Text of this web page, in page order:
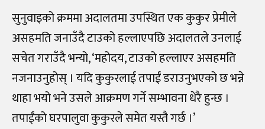
सुनुवाइको क्रममा अदालतमा उपस्थित एक कुकुर प्रेमीले
असहमति जनाउँदै टाउको हल्लाएपछि अदालतले उनलाई
सचेत गराउँदै भन्यो, ‘महोदय, टाउको हल्लाएर असहमति
नजनाउनुहोस् । यदि कुकुरलाई तपाईं डराउनुभएको छ भन्ने
थाहा भयो भने उसले आक्रमण गर्ने सम्भावना धेरै हुन्छ ।
तपाईंको घरपालुवा कुकुरले समेत यस्तै गर्छ ।’